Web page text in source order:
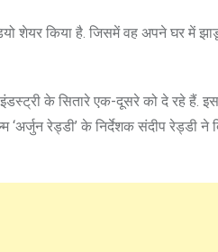
शेयर किया है. जिसमें वह अपने घर में
इंडस्‍ट्री के सितारे एक-दूसरे को दे रहे
रेड्डी’ के निर्देशक संदीप रेड्डी ने